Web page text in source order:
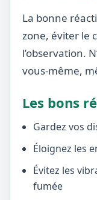
La bonne
zone, éviter le
l’observation.
vous-même,
Les bons
Gardez vos
Éloignez les
Évitez les
fumée